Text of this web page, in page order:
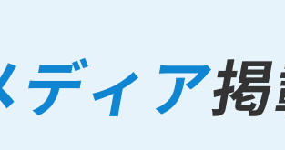
ディア